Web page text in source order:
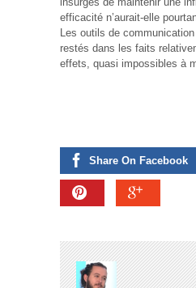
efficacité n’aurait-elle
Les outils de
restés dans les faits
effets, quasi impossibles à
Share On Facebook